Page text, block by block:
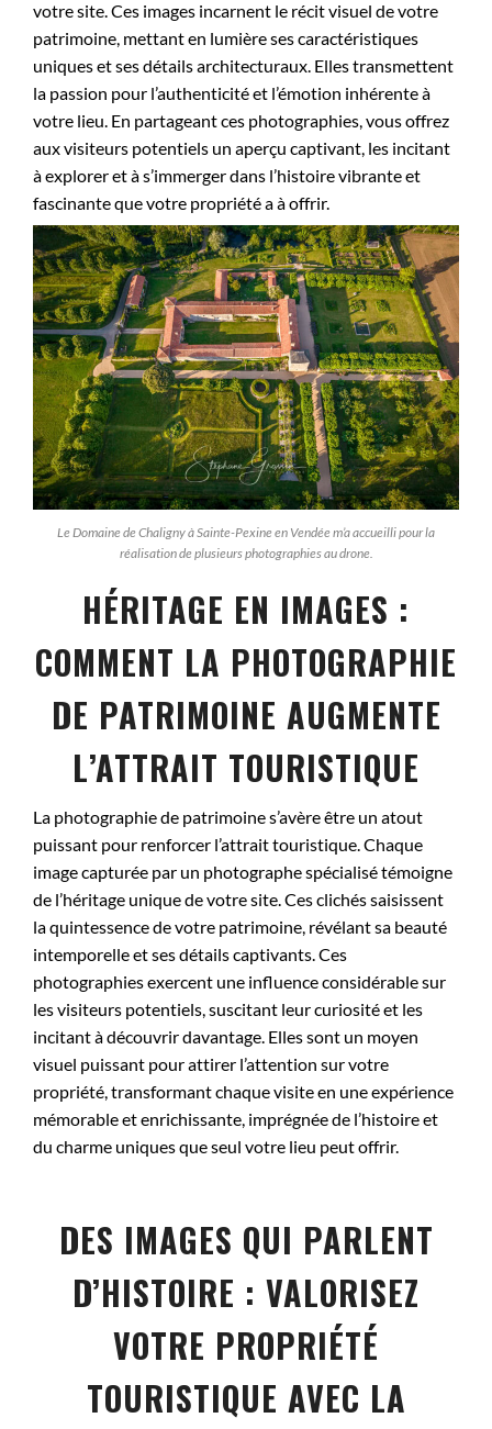
votre site. Ces images incarnent le récit visuel de votre
patrimoine, mettant en lumière ses caractéristiques
uniques et ses détails architecturaux. Elles transmettent
la passion pour l’authenticité et l’émotion inhérente à
votre lieu. En partageant ces photographies, vous offrez
aux visiteurs potentiels un aperçu captivant, les incitant
à explorer et à s’immerger dans l’histoire vibrante et
fascinante que votre propriété a à offrir.
Le Domaine de Chaligny à Sainte-Pexine en Vendée m’a accueilli pour la
réalisation de plusieurs photographies au drone.
HÉRITAGE EN IMAGES :
COMMENT LA PHOTOGRAPHIE
DE PATRIMOINE AUGMENTE
L’ATTRAIT TOURISTIQUE
La photographie de patrimoine s’avère être un atout
puissant pour renforcer l’attrait touristique. Chaque
image capturée par un photographe spécialisé témoigne
de l’héritage unique de votre site. Ces clichés saisissent
la quintessence de votre patrimoine, révélant sa beauté
intemporelle et ses détails captivants. Ces
photographies exercent une influence considérable sur
les visiteurs potentiels, suscitant leur curiosité et les
incitant à découvrir davantage. Elles sont un moyen
visuel puissant pour attirer l’attention sur votre
propriété, transformant chaque visite en une expérience
mémorable et enrichissante, imprégnée de l’histoire et
du charme uniques que seul votre lieu peut offrir.
DES IMAGES QUI PARLENT
D’HISTOIRE : VALORISEZ
VOTRE PROPRIÉTÉ
TOURISTIQUE AVEC LA